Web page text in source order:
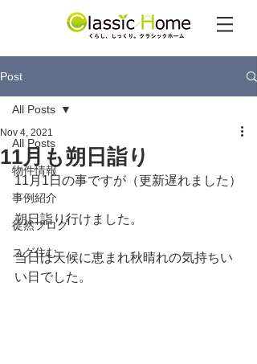
Post
All Posts
物件情報
事例紹介
徒然ブログ
スグ住む
All Posts
11月も朔日詣り
Nov 4, 2021
11月1日の事ですが（更新遅れました）
朔日詣り行けました。
当日は天候に恵まれ秋晴れの気持ちい
い日でした。